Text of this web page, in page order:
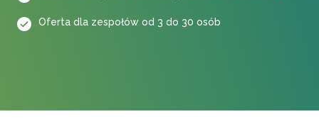
Oferta dla zespołów od 3 do 30 osób